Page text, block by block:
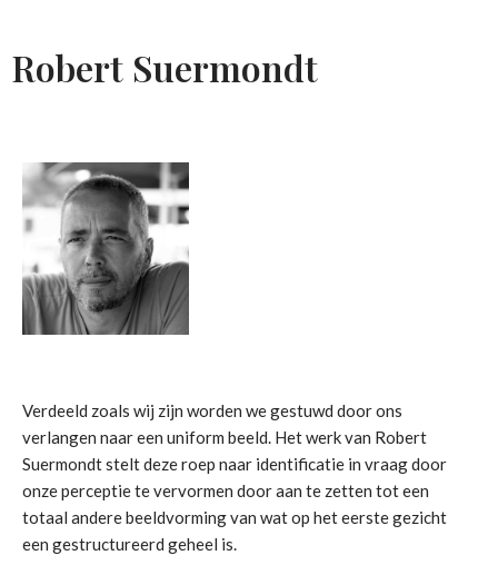
Robert Suermondt
Verdeeld zoals wij zijn worden we gestuwd door ons
verlangen naar een uniform beeld. Het werk van Robert
Suermondt stelt deze roep naar identificatie in vraag door
onze perceptie te vervormen door aan te zetten tot een
totaal andere beeldvorming van wat op het eerste gezicht
een gestructureerd geheel is.